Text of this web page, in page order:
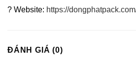
? Website: https://
ĐÁNH GIÁ (0)